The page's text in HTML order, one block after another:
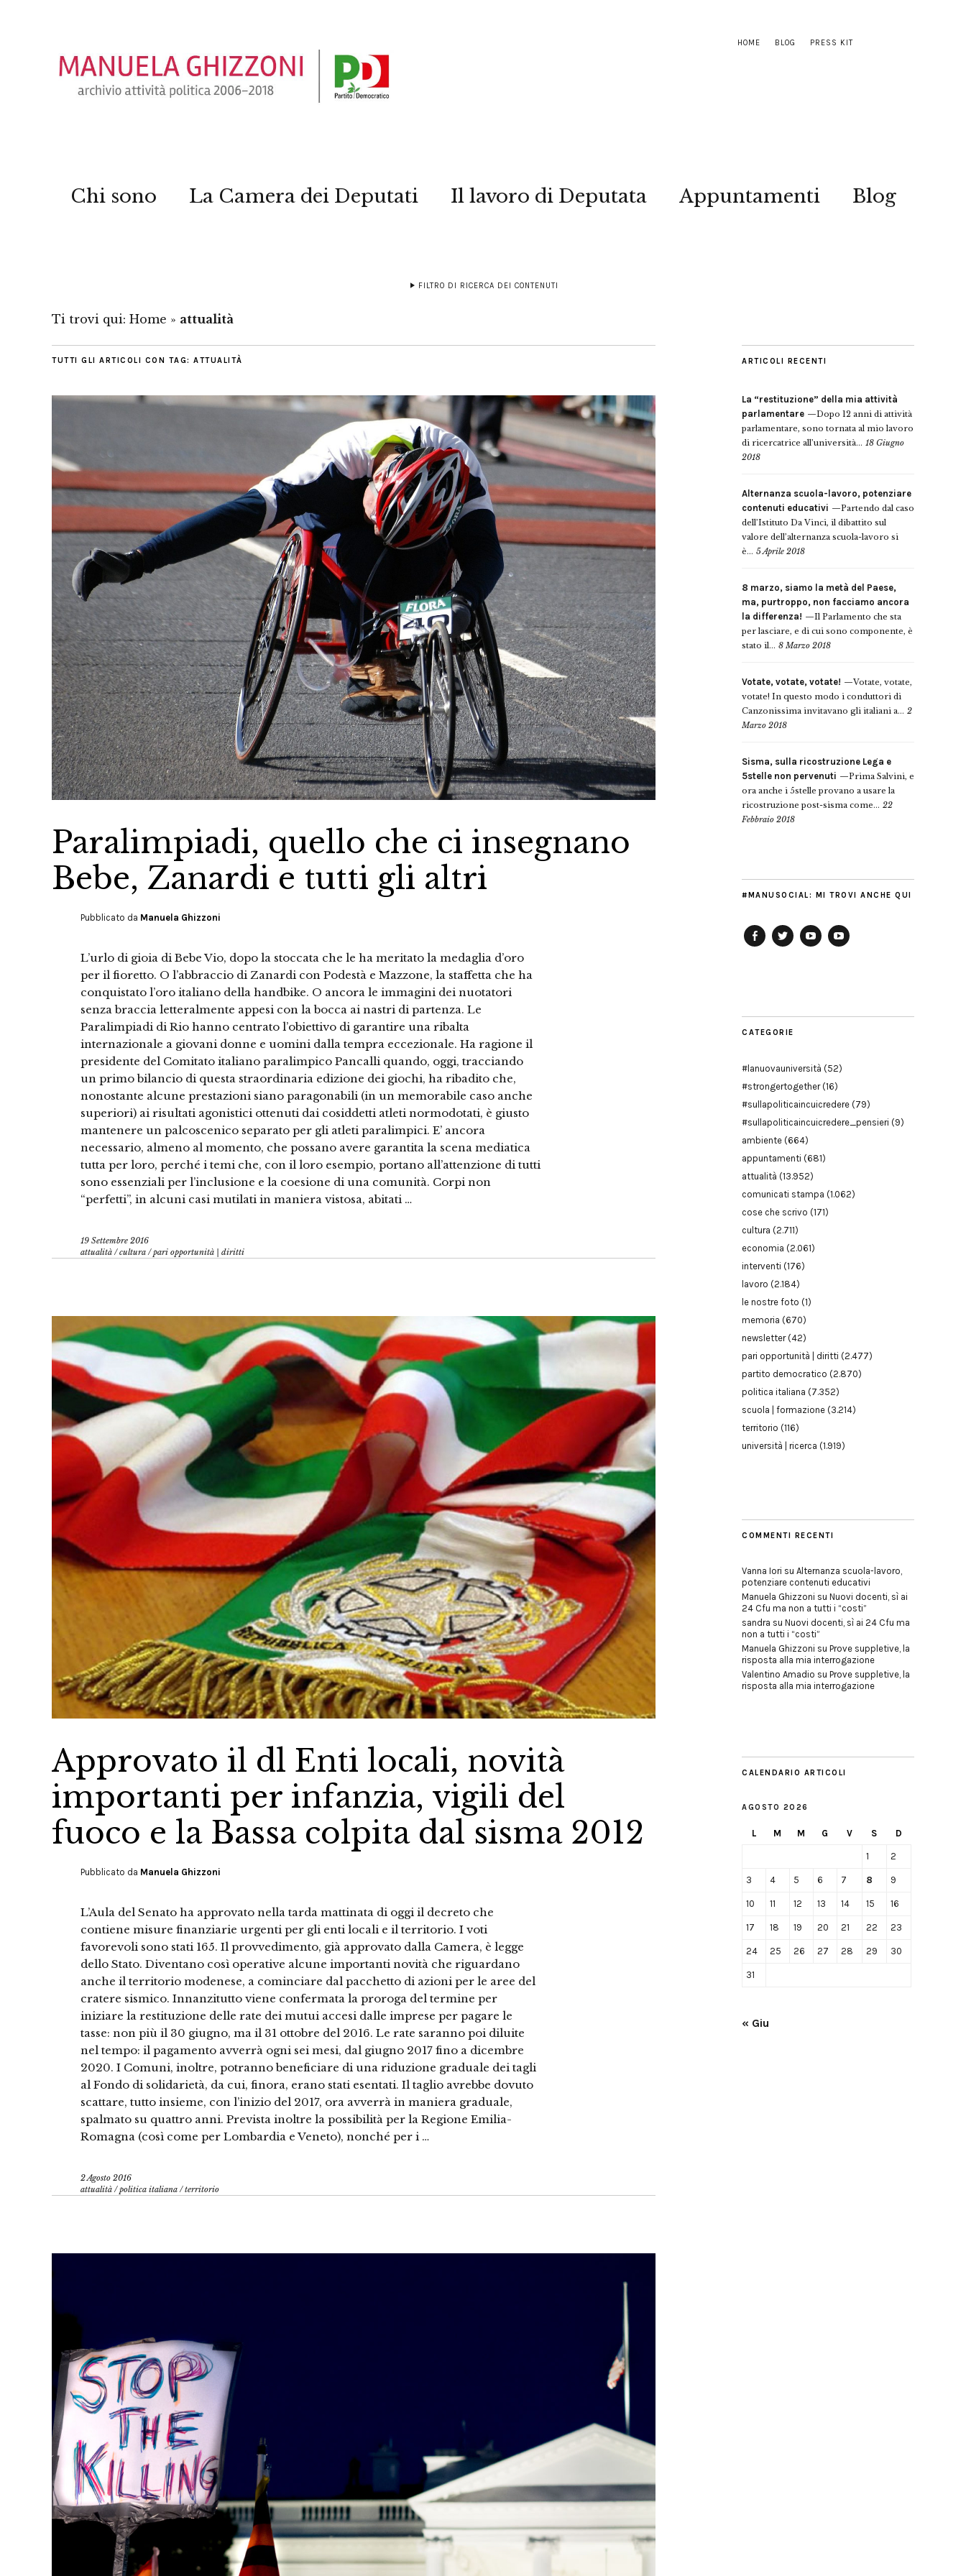
HOME BLOG PRESS KIT
Chi sono La Camera dei Deputati Il lavoro di Deputata Appuntamenti Blog
FILTRO DI RICERCA DEI CONTENUTI
Ti trovi qui: Home » attualità
TUTTI GLI ARTICOLI CON TAG: ATTUALITÀ
Paralimpiadi, quello che ci insegnano
Bebe, Zanardi e tutti gli altri
Pubblicato da Manuela Ghizzoni
L’urlo di gioia di Bebe Vio, dopo la stoccata che le ha meritato la medaglia d’oro
per il fioretto. O l’abbraccio di Zanardi con Podestà e Mazzone, la staffetta che ha
conquistato l’oro italiano della handbike. O ancora le immagini dei nuotatori
senza braccia letteralmente appesi con la bocca ai nastri di partenza. Le
Paralimpiadi di Rio hanno centrato l’obiettivo di garantire una ribalta
internazionale a giovani donne e uomini dalla tempra eccezionale. Ha ragione il
presidente del Comitato italiano paralimpico Pancalli quando, oggi, tracciando
un primo bilancio di questa straordinaria edizione dei giochi, ha ribadito che,
nonostante alcune prestazioni siano paragonabili (in un memorabile caso anche
superiori) ai risultati agonistici ottenuti dai cosiddetti atleti normodotati, è giusto
mantenere un palcoscenico separato per gli atleti paralimpici. E’ ancora
necessario, almeno al momento, che possano avere garantita la scena mediatica
tutta per loro, perché i temi che, con il loro esempio, portano all’attenzione di tutti
sono essenziali per l’inclusione e la coesione di una comunità. Corpi non
“perfetti”, in alcuni casi mutilati in maniera vistosa, abitati …
19 Settembre 2016
attualità /cultura /pari opportunità | diritti
Approvato il dl Enti locali, novità
importanti per infanzia, vigili del
fuoco e la Bassa colpita dal sisma 2012
Pubblicato da Manuela Ghizzoni
L’Aula del Senato ha approvato nella tarda mattinata di oggi il decreto che
contiene misure finanziarie urgenti per gli enti locali e il territorio. I voti
favorevoli sono stati 165. Il provvedimento, già approvato dalla Camera, è legge
dello Stato. Diventano così operative alcune importanti novità che riguardano
anche il territorio modenese, a cominciare dal pacchetto di azioni per le aree del
cratere sismico. Innanzitutto viene confermata la proroga del termine per
iniziare la restituzione delle rate dei mutui accesi dalle imprese per pagare le
tasse: non più il 30 giugno, ma il 31 ottobre del 2016. Le rate saranno poi diluite
nel tempo: il pagamento avverrà ogni sei mesi, dal giugno 2017 fino a dicembre
2020. I Comuni, inoltre, potranno beneficiare di una riduzione graduale dei tagli
al Fondo di solidarietà, da cui, finora, erano stati esentati. Il taglio avrebbe dovuto
scattare, tutto insieme, con l’inizio del 2017, ora avverrà in maniera graduale,
spalmato su quattro anni. Prevista inoltre la possibilità per la Regione Emilia-
Romagna (così come per Lombardia e Veneto), nonché per i …
2 Agosto 2016
attualità /politica italiana /territorio
ARTICOLI RECENTI
La “restituzione” della mia attività
parlamentare
Dopo 12 anni di attività
parlamentare, sono tornata al mio lavoro
di ricercatrice all’università... 18 Giugno
2018
Alternanza scuola-lavoro, potenziare
contenuti educativi
Partendo dal caso
dell’Istituto Da Vinci, il dibattito sul
valore dell’alternanza scuola-lavoro si
è... 5 Aprile 2018
8 marzo, siamo la metà del Paese,
ma, purtroppo, non facciamo ancora
la differenza!
Il Parlamento che sta
per lasciare, e di cui sono componente, è
stato il... 8 Marzo 2018
Votate, votate, votate!
Votate, votate,
votate! In questo modo i conduttori di
Canzonissima invitavano gli italiani a... 2
Marzo 2018
Sisma, sulla ricostruzione Lega e
5stelle non pervenuti
Prima Salvini, e
ora anche i 5stelle provano a usare la
ricostruzione post-sisma come... 22
Febbraio 2018
#MANUSOCIAL: MI TROVI ANCHE QUI
CATEGORIE
#lanuovauniversità (52)
#strongertogether(16)
#sullapoliticaincuicredere (79)
#sullapoliticaincuicredere_pensieri (9)
ambiente (664)
appuntamenti (681)
attualità (13.952)
comunicati stampa (1.062)
cose che scrivo (171)
cultura (2.711)
economia (2.061)
interventi (176)
lavoro (2.184)
le nostre foto (1)
memoria (670)
newsletter(42)
pari opportunità | diritti (2.477)
partito democratico (2.870)
politica italiana (7.352)
scuola | formazione (3.214)
territorio (116)
università | ricerca (1.919)
COMMENTI RECENTI
Vanna Iori su Alternanza scuola-lavoro,
potenziare contenuti educativi
Manuela Ghizzoni su Nuovi docenti, sì ai
24 Cfu ma non a tutti i “costi”
sandra su Nuovi docenti, sì ai 24 Cfu ma
non a tutti i “costi”
Manuela Ghizzoni su Prove suppletive, la
risposta alla mia interrogazione
Valentino Amadio su Prove suppletive, la
risposta alla mia interrogazione
CALENDARIO ARTICOLI
AGOSTO 2026
L M M G V S D
1 2
3 4 5 6 7 8 9
10 11 12 13 14 15 16
17 18 19 20 21 22 23
24 25 26 27 28 29 30
31
« Giu